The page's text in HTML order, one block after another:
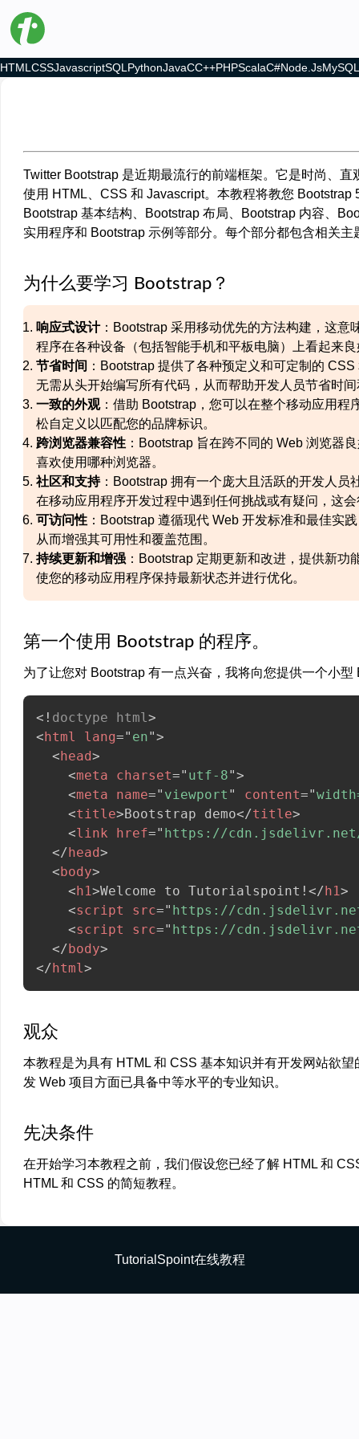
HTML CSSJavascriptSQL PythonJavaCC++PHPScalaC#Node.jsMySQL
Twitter Bootstrap 是近期最流行的前端框架。它是时尚、
使用 HTML、CSS 和 Javascript。本教程将教您
Bootstrap 基本结构、Bootstrap 布局、Bootstrap 内容、
实用程序和 Bootstrap 示例等部分。每个部分都包含相关
为什么要学习 Bootstrap？
响应式设计：Bootstrap 采用移动优先的方法构建，这意
程序在各种设备（包括智能手机和平板电脑）上看起来
节省时间 ：Bootstrap 提供了各种预定义和可定制的
无需从头开始编写所有代码，从而帮助开发人员节省时
一致的外观：借助 Bootstrap，您可以在整个移动应用程
松自定义以匹配您的品牌标识。
跨浏览器兼容性 ：Bootstrap 旨在跨不同的 Web 浏览器
喜欢使用哪种浏览器。
社区和支持：Bootstrap 拥有一个庞大且活跃的开发人员
在移动应用程序开发过程中遇到任何挑战或有疑问，这
可访问性 ：Bootstrap 遵循现代 Web 开发标准和最佳实
从而增强其可用性和覆盖范围。
持续更新和增强 ：Bootstrap 定期更新和改进，提供新
使您的移动应用程序保持最新状态并进行优化。
第一个使用 Bootstrap 的程序。
为了让您对 Bootstrap 有一点兴奋，我将向您提供一个小型
<! doctype html>
<html lang=" en">
<head>
<meta charset=" utf-8">
<meta name=" viewport " content="
<title>Bootstrap demo</title>
<link href=" https://cdn.jsdelivr.net/
</head>
<body>
<h1>Welcome to Tutorialspoint! </h1>
<script src=" https://cdn.jsdelivr.net/
<script src=" https://
</body>
</html>
观众
本教程是为具有 HTML 和 CSS 基本知识并有开发网站欲
发 Web 项目方面已具备中等水平的专业知识。
先决条件
在开始学习本教程之前，我们假设您已经了解 HTML 和
HTML 和 CSS 的简短教程。
TutorialSpoint在线教程